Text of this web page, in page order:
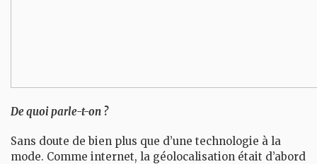
De quoi parle-t-on ?
Sans doute de bien plus que d’une technologie à la
mode. Comme internet, la géolocalisation était d’abord